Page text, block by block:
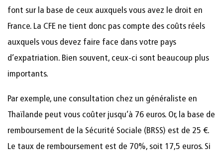
font sur la base de ceux auxquels vous avez le droit en
France. La CFE ne tient donc pas compte des coûts réels
auxquels vous devez faire face dans votre pays
d’expatriation. Bien souvent, ceux-ci sont beaucoup plus
importants.
Par exemple, une consultation chez un généraliste en
Thaïlande peut vous coûter jusqu’à 76 euros. Or, la base de
remboursement de la Sécurité Sociale (BRSS) est de 25 €.
Le taux de remboursement est de 70%, soit 17,5 euros. Si